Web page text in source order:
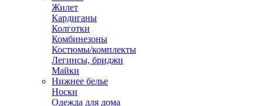
Жилет
Кардиганы
Колготки
Комбинезоны
Костюмы/комплекты
Легинсы, бриджи
Майки
Нижнее белье
Носки
Одежда для дома